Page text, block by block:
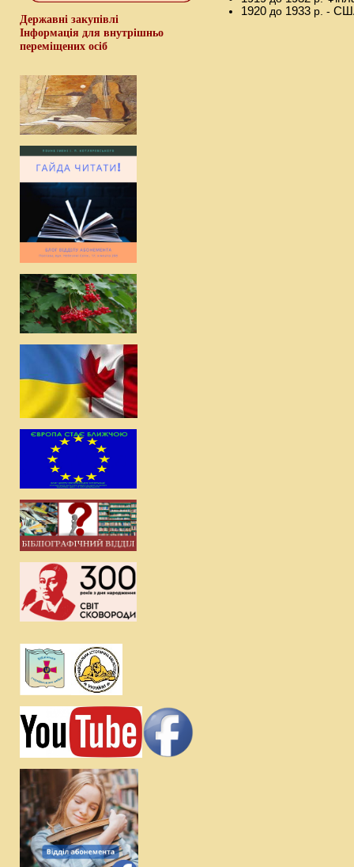
Державні закупівлі
Інформація для внутрішньо
переміщених осіб
1920 до 1933 р. -